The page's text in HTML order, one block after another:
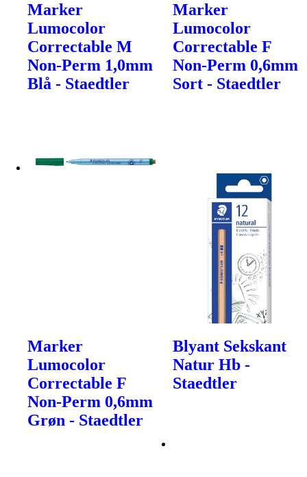
Marker
Lumocolor
Correctable M
Non-Perm 1,0mm
Blå - Staedtler
Marker
Lumocolor
Correctable F
Non-Perm 0,6mm
Sort - Staedtler
Marker
Lumocolor
Correctable F
Non-Perm 0,6mm
Grøn - Staedtler
Blyant Sekskant
Natur Hb -
Staedtler